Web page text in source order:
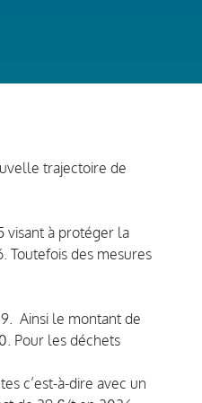
trajectoire de
visant à protéger la
Toutefois des mesures
Ainsi le montant de
Pour les déchets
c’est-à-dire avec un